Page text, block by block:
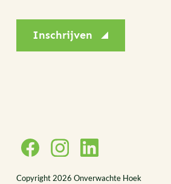
Inschrijven
Copyright 2026 Onverwachte Hoek
FacebookInstagramLinkedIn